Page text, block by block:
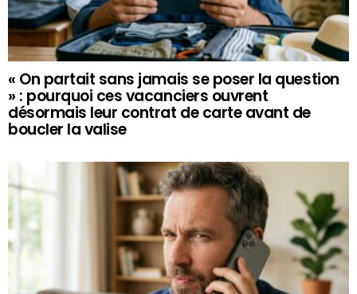
« On partait sans jamais se poser la question
» : pourquoi ces vacanciers ouvrent
désormais leur contrat de carte avant de
boucler la valise